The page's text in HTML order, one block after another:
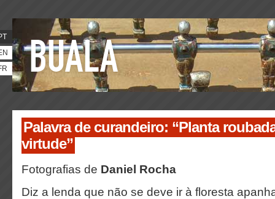
Palavra de curandeiro: “Planta
virtude”
Fotografias de Daniel Rocha
Diz a lenda que não se deve ir à floresta